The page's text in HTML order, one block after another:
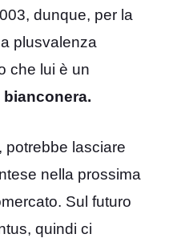
dunque, per la
plusvalenza
che lui è un
bianconera.
potrebbe lasciare
nella prossima
Sul futuro
quindi ci